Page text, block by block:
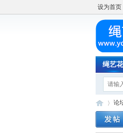
设为首页
绳艺花
论